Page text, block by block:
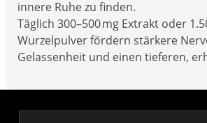
innere Ruhe zu finden.
Täglich 300–500 mg Extrakt oder
Wurzelpulver fördern stärkere
Gelassenheit und einen tieferen,